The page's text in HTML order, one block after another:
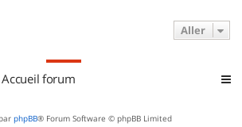
Aller
Accueil forum
phpBB® Forum Software © phpBB Limited